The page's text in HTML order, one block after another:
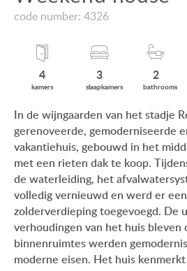
code number: 4326
4
kamers
3
slaapkamers
2
bathrooms
In de wijngaarden van het stadje
gerenoveerde, gemoderniseerde
vakantiehuis, gebouwd in het
met een rieten dak te koop.
de waterleiding, het
volledig vernieuwd en werd er
zolderverdieping toegevoegd. De
verhoudingen van het huis
binnenruimtes werden
moderne eisen. Het huis
VIEW ON LAKE
NEAR THE
SWIMMING-
MANSION WITH
FAMILY HOUSE IN
ONZE
HU DE EN